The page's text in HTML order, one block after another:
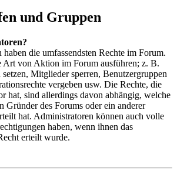
und Gruppen
die umfassendsten Rechte im Forum.
Art von Aktion im Forum ausführen; z. B.
Mitglieder sperren, Benutzergruppen
vergeben usw. Die Rechte, die
hat, sind allerdings davon abhängig, welche
Gründer des Forums oder ein anderer
hat. Administratoren können auch volle
haben, wenn ihnen das
erteilt wurde.